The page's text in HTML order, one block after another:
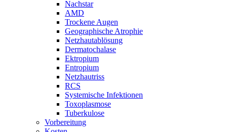
Nachstar
AMD
Trockene Augen
Geographische Atrophie
Netzhautablösung
Dermatochalase
Ektropium
Entropium
Netzhautriss
RCS
Systemische Infektionen
Toxoplasmose
Tuberkulose
Vorbereitung